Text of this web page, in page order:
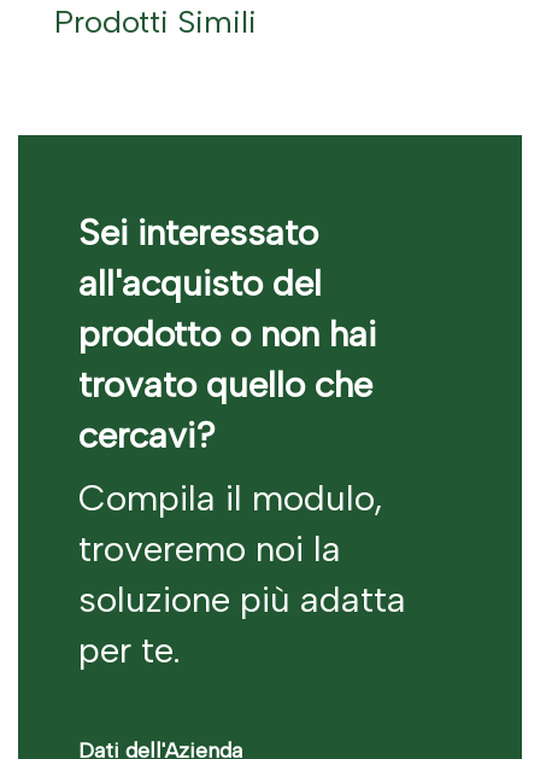
Prodotti Simili
Sei interessato
all'acquisto del
prodotto o non hai
trovato quello che
cercavi?
Compila il modulo,
troveremo noi la
soluzione più adatta
per te.
Dati dell'Azienda